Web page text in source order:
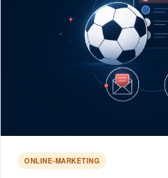
ONLINE-MARKETING